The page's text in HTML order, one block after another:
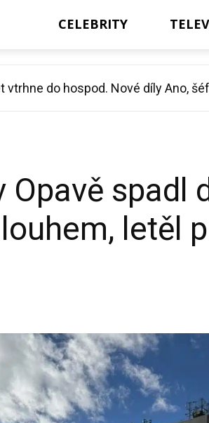
CELEBRITY
vtrhne do hospod. Nové díly Ano,
vynález, jak se ochladit v horku
spadl
letěl